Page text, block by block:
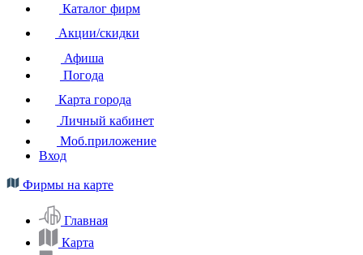
Каталог фирм
Акции/скидки
Афиша
Погода
Карта города
Личный кабинет
Моб.приложение
Вход
Фирмы на карте
Главная
Карта